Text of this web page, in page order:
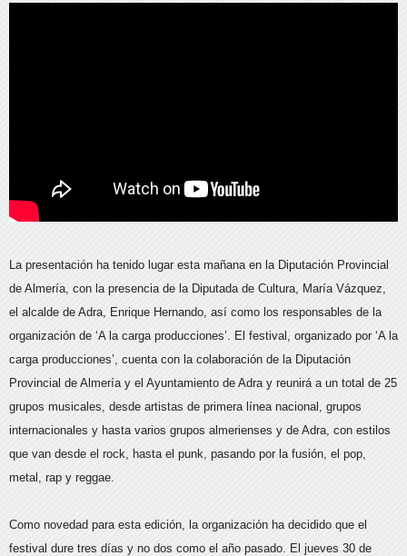
La presentación ha tenido lugar esta mañana en la Diputación Provincial
de Almería, con la presencia de la Diputada de Cultura, María Vázquez,
el alcalde de Adra, Enrique Hernando, así como los responsables de la
organización de ‘A la carga producciones’. El festival, organizado por ‘A la
carga producciones’, cuenta con la colaboración de la Diputación
Provincial de Almería y el Ayuntamiento de Adra y reunirá a un total de 25
grupos musicales, desde artistas de primera línea nacional, grupos
internacionales y hasta varios grupos almerienses y de Adra, con estilos
que van desde el rock, hasta el punk, pasando por la fusión, el pop,
metal, rap y reggae.
Como novedad para esta edición, la organización ha decidido que el
festival dure tres días y no dos como el año pasado. El jueves 30 de